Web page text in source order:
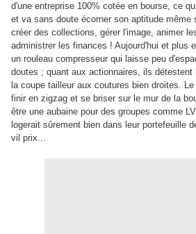
d'une entreprise 100% cotée en bourse, ce
et va sans doute écorner son aptitude même
créer des collections, gérer l'image, animer
administrer les finances ! Aujourd'hui et plus
un rouleau compresseur qui laisse peu
doutes ; quant aux actionnaires, ils détestent
la coupe tailleur aux coutures bien droites.
finir en zigzag et se briser sur le mur de la
être une aubaine pour des groupes comme
logerait sûrement bien dans leur portefeuille
vil prix...